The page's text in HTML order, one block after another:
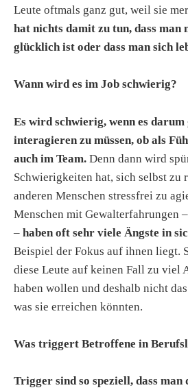
Leute oftmals ganz gut, weil sie
hat nichts damit zu tun, dass man
glücklich ist oder dass man sich
Wann wird es im Job schwierig?
Es wird schwierig, wenn es
interagieren zu müssen, ob als
auch im Team. Denn dann wird
Schwierigkeiten hat, sich selbst zu
anderen Menschen stressfrei zu
Menschen mit Gewalterfahrungen
– haben oft sehr viele Ängste in
Beispiel der Fokus auf ihnen liegt.
diese Leute auf keinen Fall zu viel
haben wollen und deshalb nicht
was sie erreichen könnten.
Was triggert Betroffene in
Trigger sind so speziell, dass man